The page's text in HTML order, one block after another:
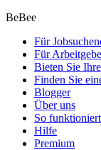
BeBee
Für
Für
Bieten Sie
Finden Sie
Blogger
Über uns
So
Hilfe
Premium